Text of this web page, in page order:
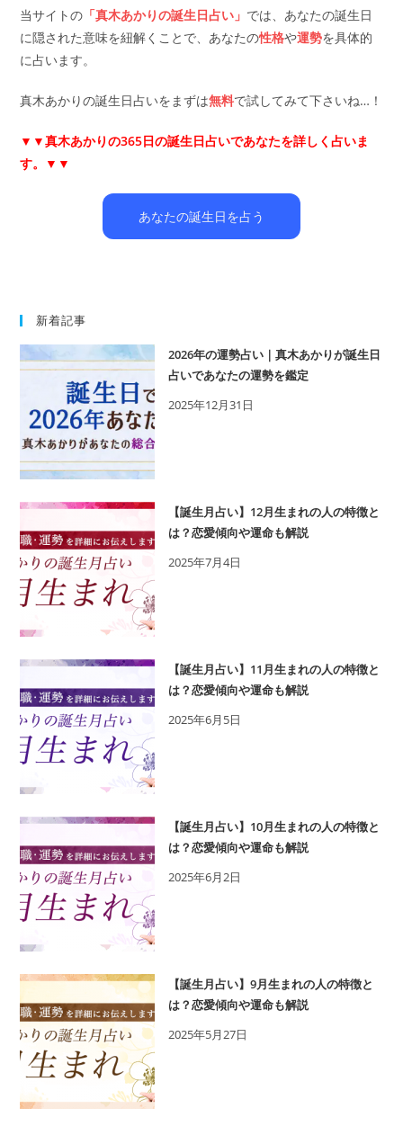
当サイトの 「真木あかりの誕生日占い」 では、あなたの誕生日
に隠された意味を紐解くことで、あなたの性格や運勢を具体的
に占います。
真木あかりの誕生日占いをまずは無料で試してみて下さいね…！
▼▼真木あかりの365日の誕生日占いであなたを詳しく占いま
す。▼▼
あなたの誕生日を占う
新着記事
2026年の運勢占い｜真木あかりが誕生日
占いであなたの運勢を鑑定
2025年12月31日
【誕生月占い】12月生まれの人の特徴と
は？恋愛傾向や運命も解説
2025年7月4日
【誕生月占い】11月生まれの人の特徴と
は？恋愛傾向や運命も解説
2025年6月5日
【誕生月占い】10月生まれの人の特徴と
は？恋愛傾向や運命も解説
2025年6月2日
【誕生月占い】9月生まれの人の特徴と
は？恋愛傾向や運命も解説
2025年5月27日